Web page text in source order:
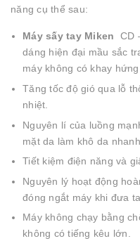
năng cụ thể sau:
Máy sấy tay Miken CD
dáng hiện đại mầu sắc
máy không có khay
Tăng tốc độ gió qua lỗ
nhiệt.
Nguyên lí của luồng
mặt da làm khô da
Tiết kiệm điện năng và
Nguyên lý hoạt động
đóng ngắt máy khi đưa
Máy không chạy bằng
không có tiếng kêu lớn.